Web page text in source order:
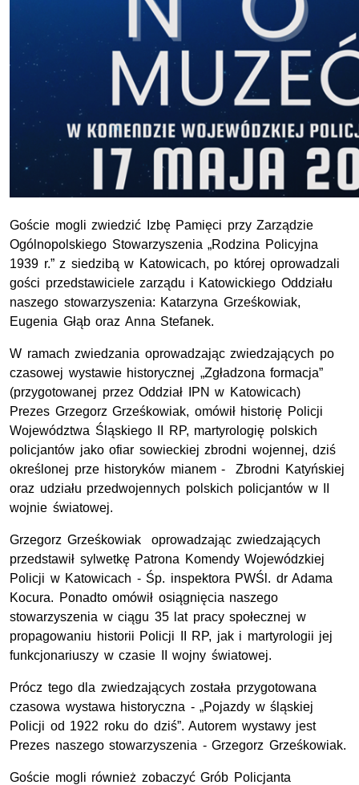
Goście mogli zwiedzić Izbę Pamięci przy Zarządzie
Ogólnopolskiego Stowarzyszenia „Rodzina Policyjna
1939 r.” z siedzibą w Katowicach, po której oprowadzali
gości przedstawiciele zarządu i Katowickiego Oddziału
naszego stowarzyszenia: Katarzyna Grześkowiak,
Eugenia Głąb oraz Anna Stefanek.
W ramach zwiedzania oprowadzając zwiedzających po
czasowej wystawie historycznej „Zgładzona formacja”
(przygotowanej przez Oddział IPN w Katowicach)
Prezes Grzegorz Grześkowiak, omówił historię Policji
Województwa Śląskiego II RP, martyrologię polskich
policjantów jako ofiar sowieckiej zbrodni wojennej, dziś
określonej prze historyków mianem - Zbrodni Katyńskiej
oraz udziału przedwojennych polskich policjantów w II
wojnie światowej.
Grzegorz Grześkowiak oprowadzając zwiedzających
przedstawił sylwetkę Patrona Komendy Wojewódzkiej
Policji w Katowicach - Śp. inspektora PWŚl. dr Adama
Kocura. Ponadto omówił osiągnięcia naszego
stowarzyszenia w ciągu 35 lat pracy społecznej w
propagowaniu historii Policji II RP, jak i martyrologii jej
funkcjonariuszy w czasie II wojny światowej.
Prócz tego dla zwiedzających została przygotowana
czasowa wystawa historyczna - „Pojazdy w śląskiej
Policji od 1922 roku do dziś”. Autorem wystawy jest
Prezes naszego stowarzyszenia - Grzegorz Grześkowiak.
Goście mogli również zobaczyć Grób Policjanta